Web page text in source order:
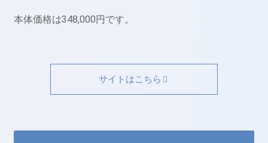
本体価格は348,000円です。
サイトはこちら